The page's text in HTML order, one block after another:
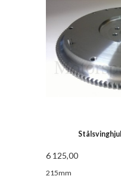
6 125,00
215mm